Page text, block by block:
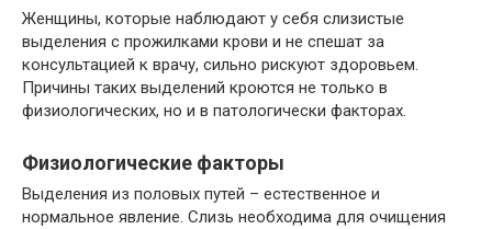
Женщины, которые наблюдают у себя слизистые
выделения с прожилками крови и не спешат за
консультацией к врачу, сильно рискуют здоровьем.
Причины таких выделений кроются не только в
физиологических, но и в патологически факторах.
Физиологические факторы
Выделения из половых путей – естественное и
нормальное явление. Слизь необходима для очищения